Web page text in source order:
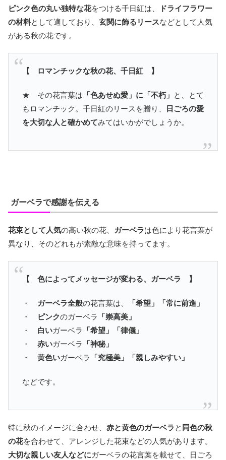
ピンク色の丸い独特な花をつける千日紅は、
ドライフラワー
の材料として適しており、 玄関に飾るリースなどとして人気
がある秋の花です。
【 ロマンチックな秋の花、千日紅 】
★ その花言葉は 「色あせぬ愛」に「不朽」 と、とて
もロマンチック。千日紅のリースを贈り、
日ごろの愛
を大切な人と確かめてみてはいかがでしょうか。
ガーベラで感謝を伝える
花束として人気の高い秋の花、 ガーベラは色により花言葉が
異なり、そのどれもが素敵な意味を持ってます。
【 色によってメッセージが変わる、ガーベラ 】
・ ガーベラ全般の花言葉は、
「希望」「常に前進」
・
ピンクのガーベラ
「崇高美」
・ 白いガーベラ
「希望」「律儀」
・ 赤いガーベラ
「神秘」
・ 黄色いガーベラ 「究極美」「親しみやすい」
などです。
特に秋のイメージに合わせ、 赤と黄色のガーベラと 同色の秋
の花を合わせて、アレンジした花束などの人気があります。
大切な親しい友人などにガーベラの花言葉を載せて、日ごろ